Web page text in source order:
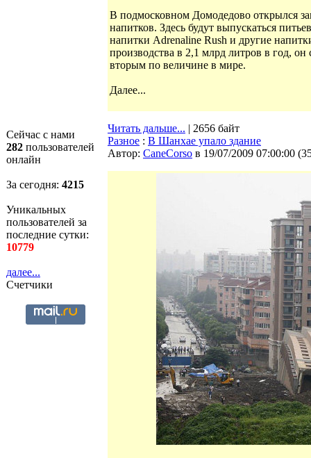
Сейчас с нами
282 пользователей
онлайн
За сегодня: 4215
Уникальных
пользователей за
последние сутки:
10779
далее...
Счетчики
В подмосковном Домодедово открылся
напитков. Здесь будут выпускаться
напитки Adrenaline Rush и другие
производства в 2,1 млрд литров в год,
вторым по величине в мире.
Далее...
Читать дальше... | 2656 байт
Разное : В Шанхае упало здание
Автор: CaneCorso в 19/07/2009 07:00:00 (